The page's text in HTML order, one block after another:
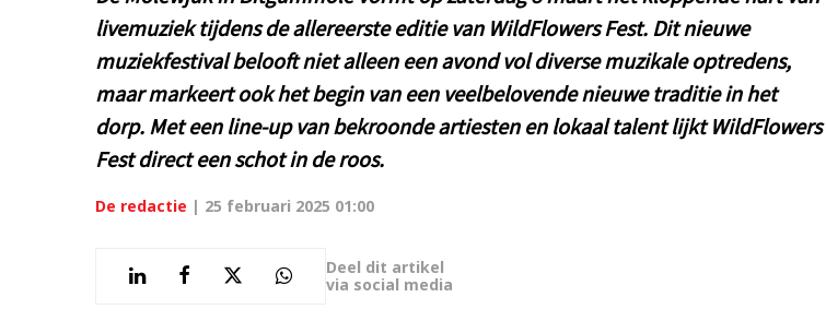
livemuziek tijdens de allereerste editie van WildFlowers Fest. Dit nieuwe
muziekfestival belooft niet alleen een avond vol diverse muzikale optredens,
maar markeert ook het begin van een veelbelovende nieuwe traditie in het
dorp. Met een line-up van bekroonde artiesten en lokaal talent lijkt WildFlowers
Fest direct een schot in de roos.
De redactie | 25 februari 2025 01:00
Deel dit artikel
via social media